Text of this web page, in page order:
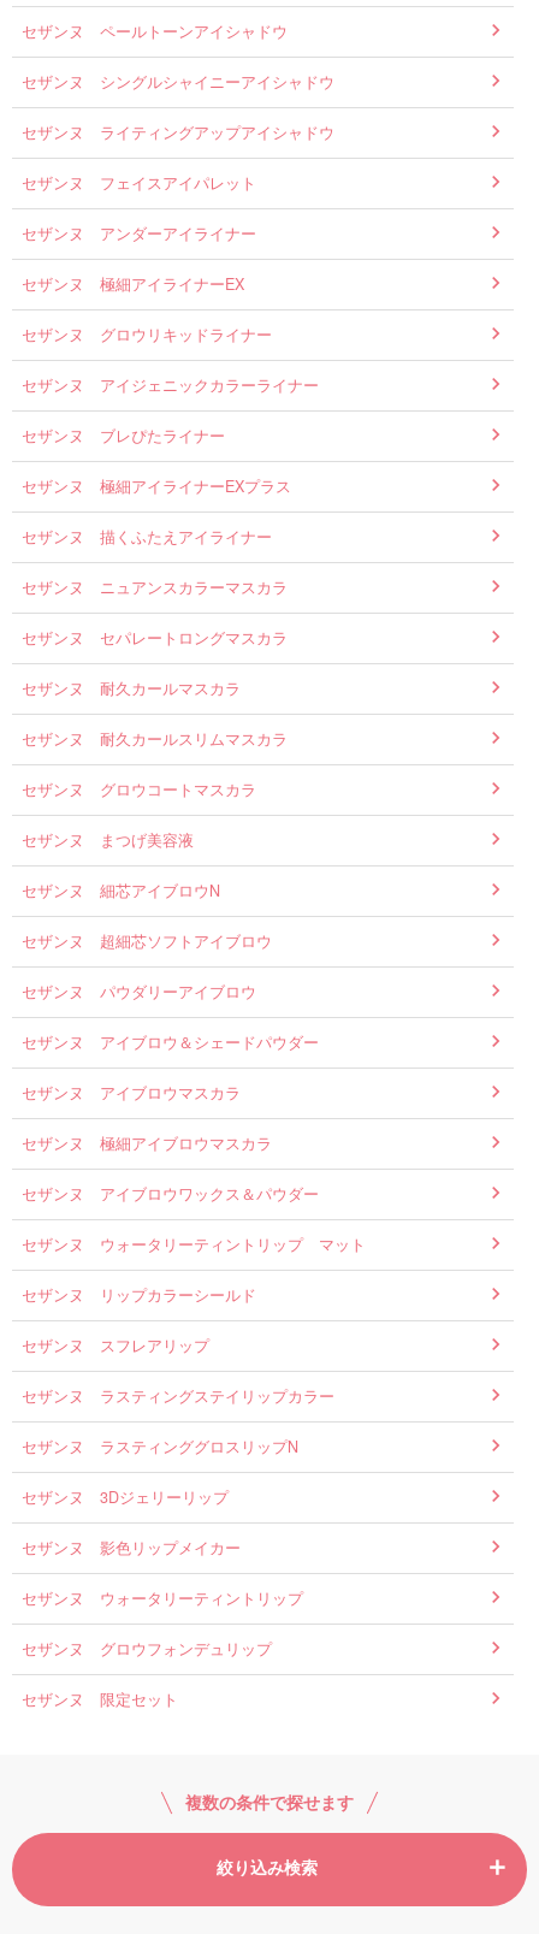
セザンヌ ペールトーンアイシャドウ
セザンヌ シングルシャイニーアイシャドウ
セザンヌ ライティングアップアイシャドウ
セザンヌ フェイスアイパレット
セザンヌ アンダーアイライナー
セザンヌ 極細アイライナーEX
セザンヌ グロウリキッドライナー
セザンヌ アイジェニックカラーライナー
セザンヌ ブレぴたライナー
セザンヌ 極細アイライナーEXプラス
セザンヌ 描くふたえアイライナー
セザンヌ ニュアンスカラーマスカラ
セザンヌ セパレートロングマスカラ
セザンヌ 耐久カールマスカラ
セザンヌ 耐久カールスリムマスカラ
セザンヌ グロウコートマスカラ
セザンヌ まつげ美容液
セザンヌ 細芯アイブロウN
セザンヌ 超細芯ソフトアイブロウ
セザンヌ パウダリーアイブロウ
セザンヌ アイブロウ＆シェードパウダー
セザンヌ アイブロウマスカラ
セザンヌ 極細アイブロウマスカラ
セザンヌ アイブロウワックス＆パウダー
セザンヌ ウォータリーティントリップ マット
セザンヌ リップカラーシールド
セザンヌ スフレアリップ
セザンヌ ラスティングステイリップカラー
セザンヌ ラスティンググロスリップN
セザンヌ 3Dジェリーリップ
セザンヌ 影色リップメイカー
セザンヌ ウォータリーティントリップ
セザンヌ グロウフォンデュリップ
セザンヌ 限定セット
複数の条件で探せます
絞り込み検索